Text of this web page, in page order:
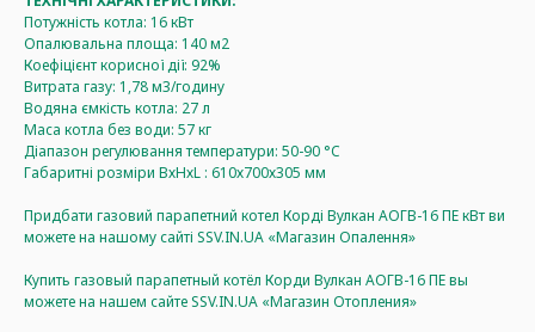
Потужність котла: 16 кВт
Опалювальна площа: 140 м2
Коефіцієнт корисної дії: 92%
Витрата газу: 1,78 м3/годину
Водяна ємкість котла: 27 л
Маса котла без води: 57 кг
Діапазон регулювання температури: 50-90 °C
Габаритні розміри ВхНхL : 610х700х305 мм
Придбати газовий парапетний котел Корді Вулкан АОГВ-16 ПЕ кВт ви
можете на нашому сайті SSV.IN.UA «Магазин Опалення»
Купить газовый парапетный котёл Корди Вулкан АОГВ-16 ПЕ вы
можете на нашем сайте SSV.IN.UA «Магазин Отопления»